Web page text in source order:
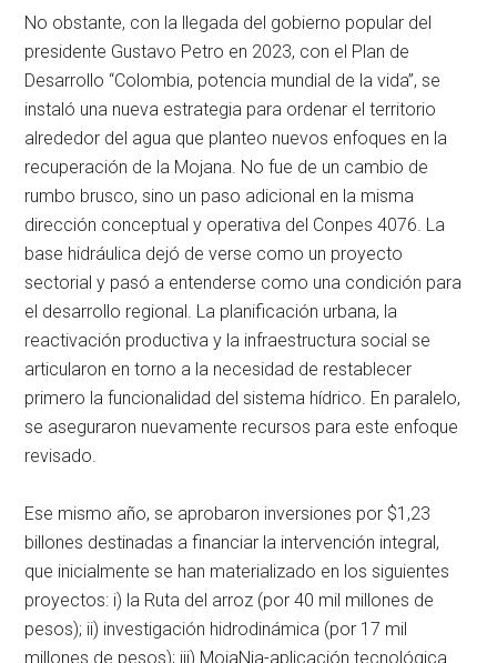
No obstante, con la llegada del gobierno popular del
presidente Gustavo Petro en 2023, con el Plan de
Desarrollo “Colombia, potencia mundial de la vida”, se
instaló una nueva estrategia para ordenar el territorio
alrededor del agua que planteo nuevos enfoques en la
recuperación de la Mojana. No fue de un cambio de
rumbo brusco, sino un paso adicional en la misma
dirección conceptual y operativa del Conpes 4076. La
base hidráulica dejó de verse como un proyecto
sectorial y pasó a entenderse como una condición para
el desarrollo regional. La planificación urbana, la
reactivación productiva y la infraestructura social se
articularon en torno a la necesidad de restablecer
primero la funcionalidad del sistema hídrico. En paralelo,
se aseguraron nuevamente recursos para este enfoque
revisado.
Ese mismo año, se aprobaron inversiones por $1,23
billones destinadas a financiar la intervención integral,
que inicialmente se han materializado en los siguientes
proyectos: i) la Ruta del arroz (por 40 mil millones de
pesos); ii) investigación hidrodinámica (por 17 mil
millones de pesos); iii) MojaNia-aplicación tecnológica